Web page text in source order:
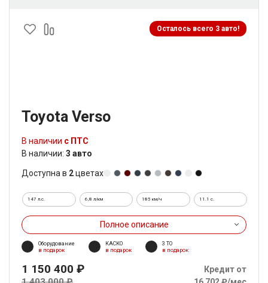
Осталось всего 3 авто!
Toyota Verso
В наличии с ПТС
В наличии: 3 авто
Доступна в 2цветах
147 л.с. 6,8 л/км 185 км/ч 11.1 c.
Полное описание
Оборудование
в подарок
КАСКО
в подарок
3 ТО
в подарок
1 150 400 ₽
Кредит от